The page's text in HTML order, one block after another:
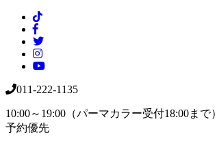
011-222-1135
10:00～19:00（パーマカラー受付18:00まで）
予約優先